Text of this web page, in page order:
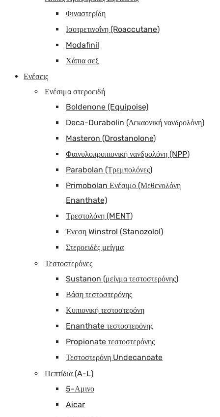
Φιναστερίδη
Ισοτρετινοΐνη (Roaccutane)
Modafinil
Χάπια σεξ
Ενέσεις
Ενέσιμα στεροειδή
Boldenone (Equipoise)
Deca-Durabolin (Δεκαονική νανδρολόνη)
Masteron (Drostanolone)
Φαινυλοπροπιονική νανδρολόνη (NPP)
Parabolan (Τρεμπολόνες)
Primobolan Ενέσιμο (Μεθενολόνη
Enanthate)
Τρεστολόνη (MENT)
Ένεση Winstrol (Stanozolol)
Στεροειδές μείγμα
Τεστοστερόνες
Sustanon (μείγμα τεστοστερόνης)
Βάση τεστοστερόνης
Κυπιονική τεστοστερόνη
Enanthate τεστοστερόνης
Propionate τεστοστερόνης
Τεστοστερόνη Undecanoate
Πεπτίδια (A-L)
5-Αμινο
Aicar